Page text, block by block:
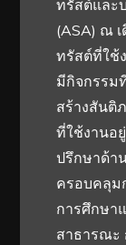
ทรัสต์และ
(ASA) ณ
ทรัสต์ที่ใช้
มีกิจกรรม
สร้างสันติ
ที่ใช้งานอ
ปรึกษาด้า
ครอบคลุม
การศึกษา
สาธารณะ